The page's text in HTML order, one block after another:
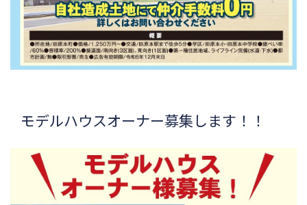
モデルハウスオーナー募集します！！